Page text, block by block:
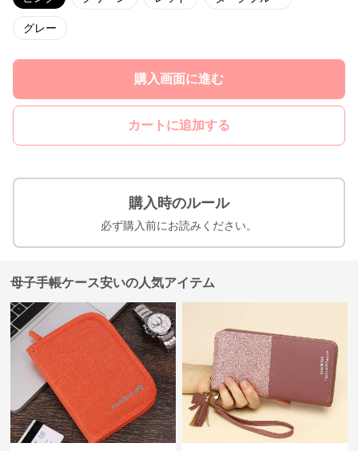
グレー
購入画面に進む
カートに追加する
購入時のルール
必ず購入前にお読みください。
母子手帳ケース安いの人気アイテム